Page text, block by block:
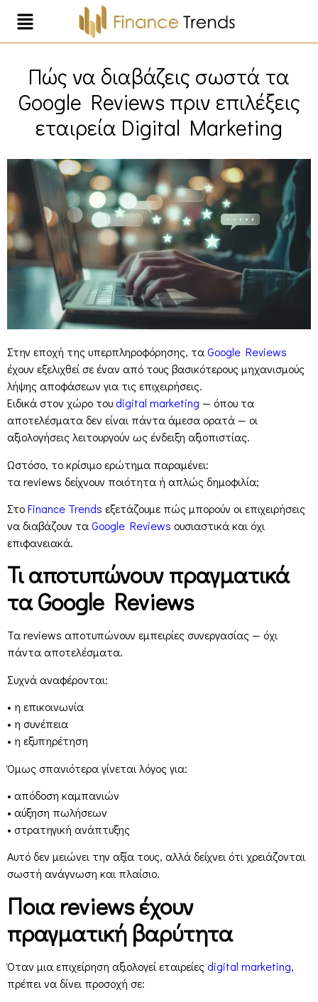
Πώς να διαβάζεις σωστά τα
Google Reviews πριν επιλέξεις
εταιρεία Digital Marketing
Στην εποχή της υπερπληροφόρησης, ταGoogle Reviews
έχουν εξελιχθεί σε έναν από τους βασικότερους μηχανισμούς
λήψης αποφάσεων για τις επιχειρήσεις.
Ειδικά στον χώρο του digital marketing — όπου τα
αποτελέσματα δεν είναι πάντα άμεσα ορατά — οι
αξιολογήσεις λειτουργούν ως ένδειξη αξιοπιστίας.
Ωστόσο, το κρίσιμο ερώτημα παραμένει:
τα reviews δείχνουν ποιότητα ή απλώς δημοφιλία;
ΣτοFinance Trends εξετάζουμε πώς μπορούν οι επιχειρήσεις
να διαβάζουν ταGoogle Reviews ουσιαστικά και όχι
επιφανειακά.
Τι αποτυπώνουν πραγματικά
τα Google Reviews
Τα reviews αποτυπώνουν εμπειρίες συνεργασίας — όχι
πάντα αποτελέσματα.
Συχνά αναφέρονται:
• η επικοινωνία
• η συνέπεια
• η εξυπηρέτηση
Όμως σπανιότερα γίνεται λόγος για:
• απόδοση καμπανιών
• αύξηση πωλήσεων
• στρατηγική ανάπτυξης
Αυτό δεν μειώνει την αξία τους, αλλά δείχνει ότι χρειάζονται
σωστή ανάγνωση και πλαίσιο.
Ποια reviews έχουν
πραγματική βαρύτητα
Όταν μια επιχείρηση αξιολογεί εταιρείες digital marketing,
πρέπει να δίνει προσοχή σε: